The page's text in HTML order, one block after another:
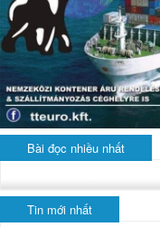
Bài đọc nhiều nhất
Tin mới nhất